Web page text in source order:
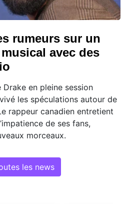
rumeurs sur un
avec des
en pleine session
les spéculations autour de
rappeur canadien entretient
de ses fans,
morceaux.
les news